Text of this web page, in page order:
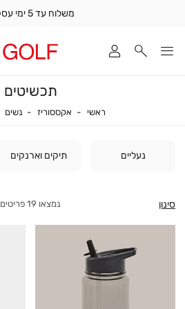
משלוח עד 5 ימי עסקים
תכשיטים
ראשי ראשיאקססוריז אקססוריז
נשים
נעליים תיקים וארנקים
סינון 19 פריטים